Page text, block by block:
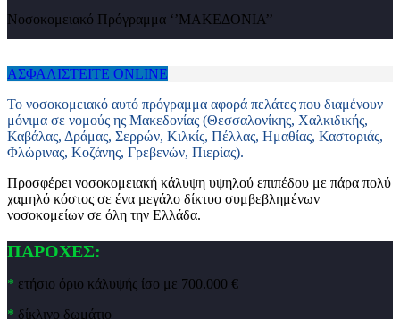
Νοσοκομειακό Πρόγραμμα ‘’ΜΑΚΕΔΟΝΙΑ’’
ΑΣΦΑΛΙΣΤΕΙΤΕ ONLINE
Το νοσοκομειακό αυτό πρόγραμμα αφορά πελάτες που διαμένουν
μόνιμα σε νομούς ης Μακεδονίας (Θεσσαλονίκης, Χαλκιδικής,
Καβάλας, Δράμας, Σερρών, Κιλκίς, Πέλλας, Ημαθίας, Καστοριάς,
Φλώρινας, Κοζάνης, Γρεβενών, Πιερίας).
Προσφέρει νοσοκομειακή κάλυψη υψηλού επιπέδου με πάρα πολύ
χαμηλό κόστος σε ένα μεγάλο δίκτυο συμβεβλημένων
νοσοκομείων σε όλη την Ελλάδα.
ΠΑΡΟΧΕΣ:
* ετήσιο όριο κάλυψής ίσο με 700.000 €
* δίκλινο δωμάτιο